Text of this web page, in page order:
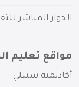
الحوار المباشر
مواقع تعليم
أكاديمية سبيلي